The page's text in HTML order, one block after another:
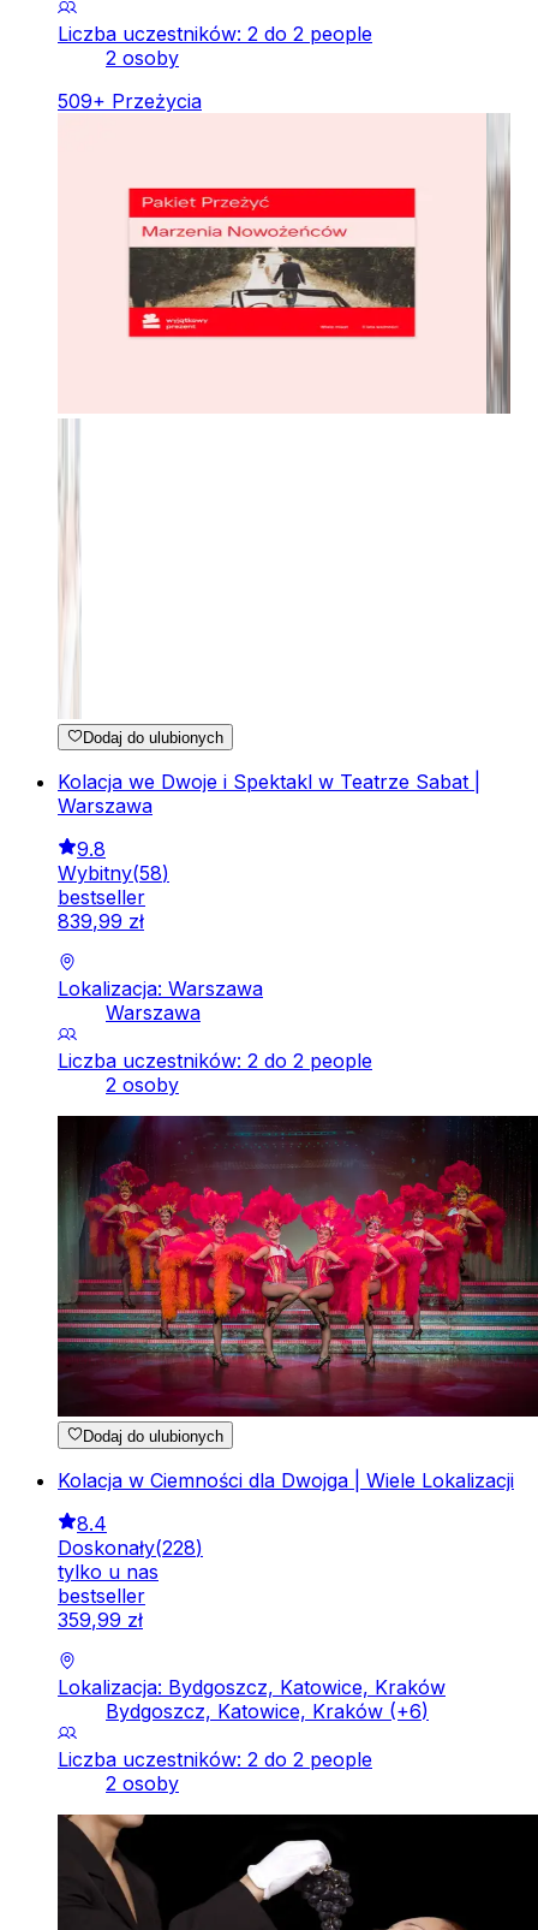
Liczba uczestników: 2 do 2 people
2 osoby
509+ Przeżycia
Dodaj do ulubionych
Kolacja we Dwoje i Spektakl w Teatrze Sabat |
Warszawa
9.8
Wybitny(58)
bestseller
839,99 zł
Lokalizacja: Warszawa
Warszawa
Liczba uczestników: 2 do 2 people
2 osoby
Dodaj do ulubionych
Kolacja w Ciemności dla Dwojga | Wiele Lokalizacji
8.4
Doskonały(228)
tylko u nas
bestseller
359,99 zł
Lokalizacja: Bydgoszcz, Katowice, Kraków
Bydgoszcz, Katowice, Kraków (+6)
Liczba uczestników: 2 do 2 people
2 osoby